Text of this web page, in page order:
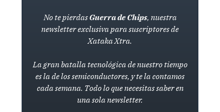
No te pierdasGuerra de Chips, nuestra
newsletter exclusiva para suscriptores de
Xataka Xtra.
La gran batalla tecnológica de nuestro tiempo
es la de los semiconductores, y te la contamos
cada semana. Todo lo que necesitas saber en
una sola newsletter.